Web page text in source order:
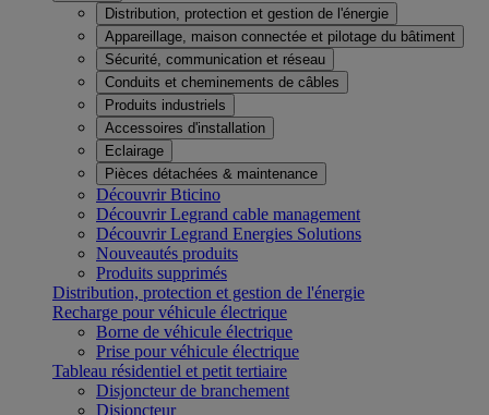
Distribution, protection et gestion de l'énergie
Appareillage, maison connectée et pilotage du bâtiment
Sécurité, communication et réseau
Conduits et cheminements de câbles
Produits industriels
Accessoires d'installation
Eclairage
Pièces détachées & maintenance
Découvrir Bticino
Découvrir Legrand cable management
Découvrir Legrand Energies Solutions
Nouveautés produits
Produits supprimés
Distribution, protection et gestion de l'énergie
Recharge pour véhicule électrique
Borne de véhicule électrique
Prise pour véhicule électrique
Tableau résidentiel et petit tertiaire
Disjoncteur de branchement
Disjoncteur